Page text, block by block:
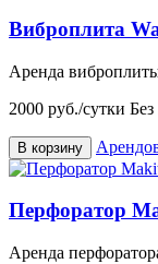
Виброплита
Аренда
2000 руб./сутки
В корзину
Перфоратор
Аренда